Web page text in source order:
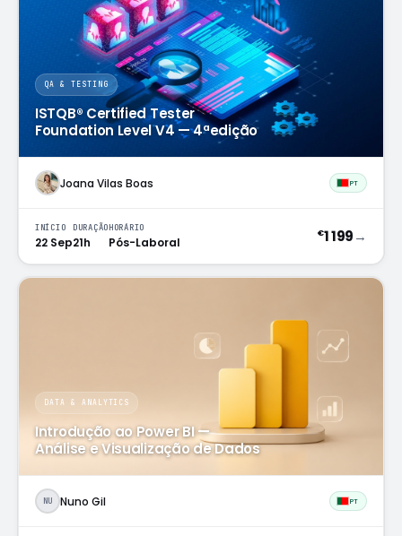
QA & TESTING
ISTQB® Certified Tester
Foundation Level V4 — 4ªedição
Joana Vilas Boas PT
INÍCIO
22 Sep
DURAÇÃO
21h
HORÁRIO
Pós-Laboral
€1 199→
DATA & ANALYTICS
Introdução ao Power BI —
Análise e Visualização de Dados
NU Nuno Gil PT